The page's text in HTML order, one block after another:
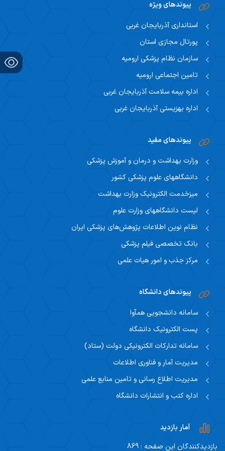
مرکز تحقیقاتی نوروفیزیولوژی
اساتید
فرم ها و فرایند های پژوهشی
اساتید مشاور
مسئول اساتید مشاور
استاد مشاور
تقویم آموزشی
برنامه هفتگی
راهنمای جامع اعتباربخشی
پیوندهای ویژه
استانداری آذربایجان غربی
پورتال مجازی استان
سازمان نظام پزشکی ارومیه
تامین اجتماعی ارومیه
اداره بیمه سلامت آذربایجان غربی
اداره بهزیستی آذربایجان غربی
پیوندهای مفید
وزارت بهداشت و درمان و آموزش پزشکی
دانشگاههای علوم پزشکی کشور
میزخدمت الکترونیک وزارت بهداشت
لیست دانشگاههای وزارت علوم
نظام نوین اطلاعات پژوهش‌های پزشکی ایران
بانک تخصصی فیلم پزشکی
مرکز جذب و امور هیات علمی
پیوندهای دانشگاه
سامانه دانشجویی همآوا
پست الکترونیک دانشگاه
سامانه تدارکات الکترونیکی دولت (ستاد)
مدیریت آمار و فناوری اطلاعات
مدیریت اطلاع رسانی و تامین منابع علمی
اداره کتب و انتشارات دانشگاه
آمار بازدید
بازدیدکنندگان این صفحه : 869